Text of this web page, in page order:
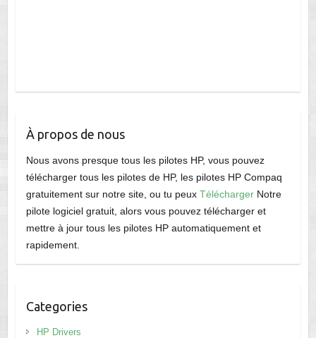
À propos de nous
Nous avons presque tous les pilotes HP, vous pouvez
télécharger tous les pilotes de HP, les pilotes HP Compaq
gratuitement sur notre site, ou tu peux TéléchargerNotre
pilote logiciel gratuit, alors vous pouvez télécharger et
mettre à jour tous les pilotes HP automatiquement et
rapidement.
Categories
HP Drivers